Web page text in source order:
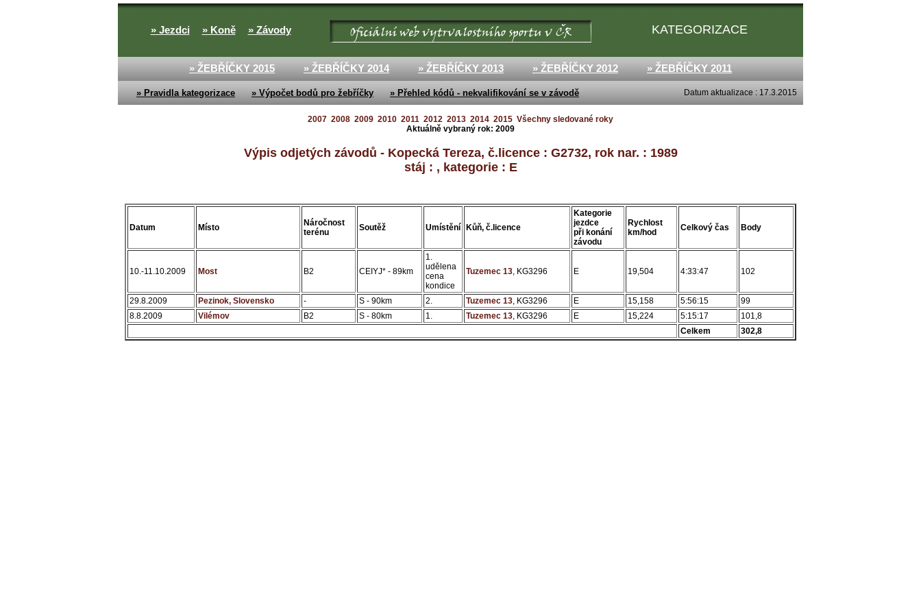
» Jezdci » Koně » Závody KATEGORIZACE
» ŽEBŘÍČKY 2015 » ŽEBŘÍČKY 2014 » ŽEBŘÍČKY 2013 » ŽEBŘÍČKY 2012 » ŽEBŘÍČKY 2011
» Pravidla kategorizace » Výpočet bodů pro žebříčky » Přehled kódů - nekvalifikování se v závodě Datum aktualizace : 17.3.2015
2007 2008 2009 2010 2011 2012 2013 2014 2015 Všechny sledované roky
Aktuálně vybraný rok: 2009
Výpis odjetých závodů - Kopecká Tereza, č.licence : G2732, rok nar. : 1989
stáj : , kategorie : E
Datum Místo
Náročnost
terénu
Soutěž Umístění Kůň, č.licence
Kategorie
jezdce
při konání
závodu
Rychlost
km/hod
Celkový čas Body
10.-11.10.2009 Most B2 CEIYJ* - 89km
1.
udělena
cena
kondice
Tuzemec 13, KG3296 E 19,504 4:33:47 102
29.8.2009 Pezinok, Slovensko - S - 90km 2. Tuzemec 13, KG3296 E 15,158 5:56:15
99
8.8.2009
Vilémov B2 S - 80km 1. Tuzemec 13, KG3296 E 15,224 5:15:17
101,8
Celkem
302,8